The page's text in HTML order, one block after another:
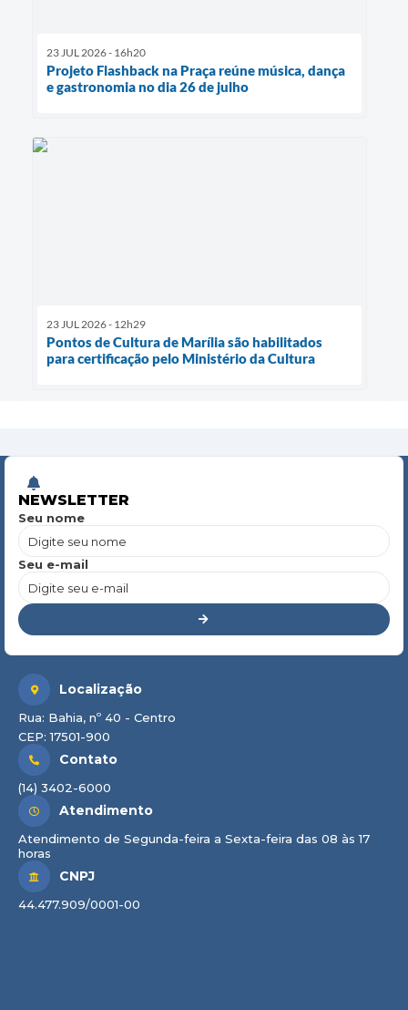
23 JUL 2026 - 16h20
Projeto Flashback na Praça reúne música, dança
e gastronomia no dia 26 de julho
23 JUL 2026 - 12h29
Pontos de Cultura de Marília são habilitados
para certificação pelo Ministério da Cultura
NEWSLETTER
Seu nome
Seu e-mail
Localização
Rua: Bahia, nº 40 - Centro
CEP: 17501-900
Contato
(14) 3402-6000
Atendimento
Atendimento de Segunda-feira a Sexta-feira das 08 às 17
horas
CNPJ
44.477.909/0001-00